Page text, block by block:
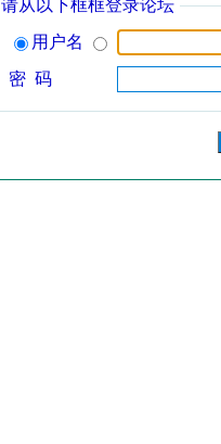
请从以下框框登录论坛
用户名
密 码